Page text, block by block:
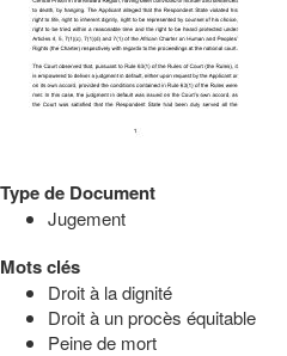
Type de Document
Jugement
Mots clés
Droit à la dignité
Droit à un procès équitable
Peine de mort